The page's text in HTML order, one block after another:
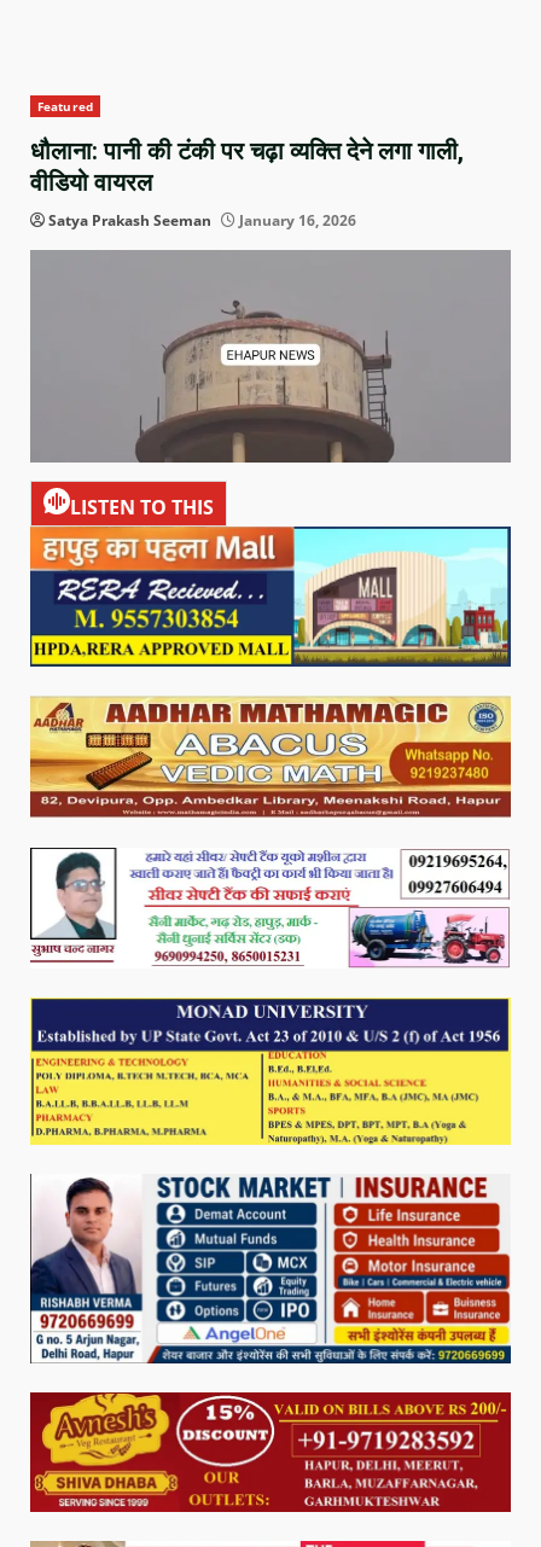
Featured
धौलाना: पानी की टंकी पर चढ़ा व्यक्ति देने लगा गाली,
वीडियो वायरल
Satya Prakash Seeman January 16, 2026
LISTEN TO THIS